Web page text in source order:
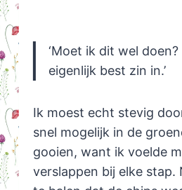
‘Moet ik dit wel
eigenlijk best zin in.’
Ik moest echt stevig
snel mogelijk in de
gooien, want ik voelde
verslappen bij elke stap.